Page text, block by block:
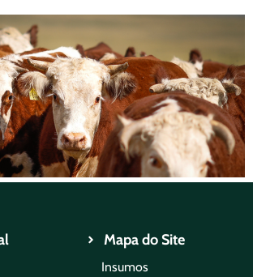
Mapa do Site
Insumos